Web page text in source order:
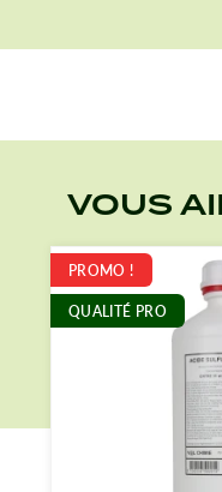
VOUS
PROMO !
QUALITÉ PRO